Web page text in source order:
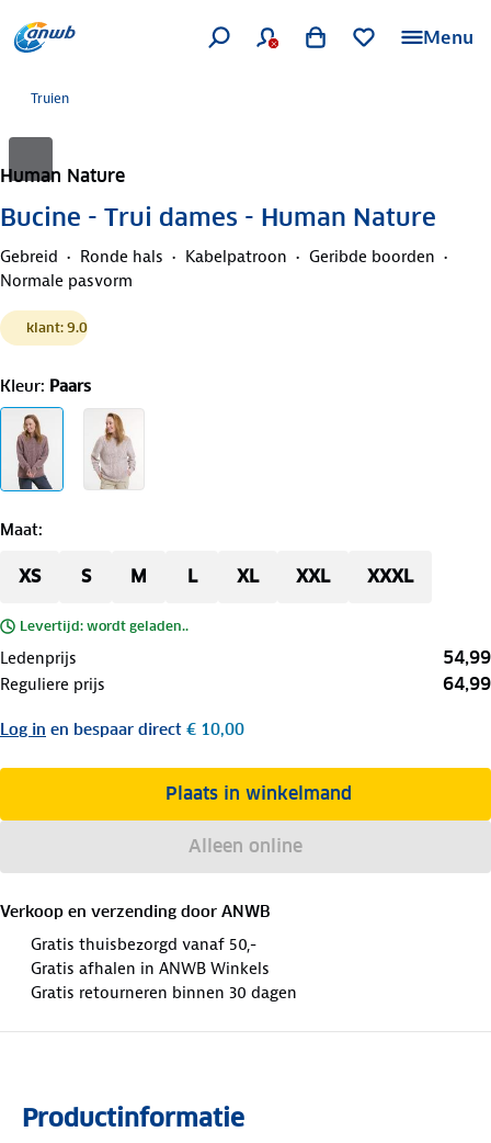
Menu
Truien
Human Nature
Bucine - Trui dames - Human Nature
Gebreid Ronde hals Kabelpatroon
Geribde boorden
Normale pasvorm
klant: 9.0
Kleur: Paars
Maat:
XS S M L XL XXL XXXL
Levertijd: wordt geladen..
Ledenprijs 54,99
Reguliere prijs 64,99
Log in en bespaar direct € 10,00
Plaats in winkelmand
Alleen online
Verkoop en verzending door ANWB
Gratis thuisbezorgd vanaf 50,-
Gratis afhalen in ANWB Winkels
Gratis retourneren binnen 30 dagen
Productinformatie